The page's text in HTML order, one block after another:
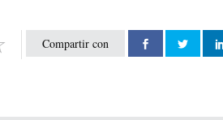
Compartir con